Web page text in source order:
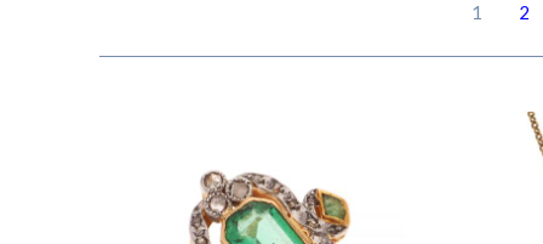
1 2